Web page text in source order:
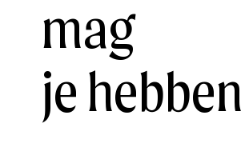
mag
je hebben